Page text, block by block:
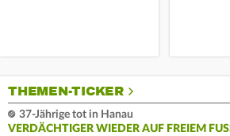
THEMEN-TICKER
37-Jährige tot in Hanau
VERDÄCHTIGER WIEDER AUF FREIEM FUSS